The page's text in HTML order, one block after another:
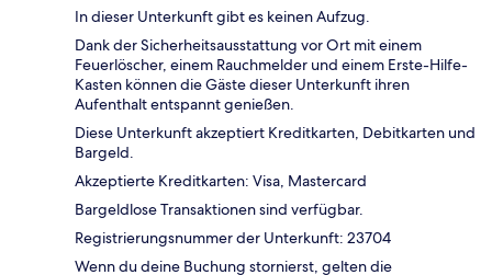
In dieser Unterkunft gibt es keinen Aufzug.
Dank der Sicherheitsausstattung vor Ort mit einem
Feuerlöscher, einem Rauchmelder und einem Erste-Hilfe-
Kasten können die Gäste dieser Unterkunft ihren
Aufenthalt entspannt genießen.
Diese Unterkunft akzeptiert Kreditkarten, Debitkarten und
Bargeld.
Akzeptierte Kreditkarten: Visa, Mastercard
Bargeldlose Transaktionen sind verfügbar.
Registrierungsnummer der Unterkunft: 23704
Wenn du deine Buchung stornierst, gelten die